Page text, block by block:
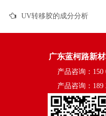
UV转移胶的成分分析
广东蓝柯路新
产品咨询：150
产品咨询：189